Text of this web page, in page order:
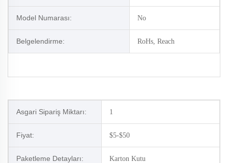
Model Numarası: No
Belgelendirme: RoHs, Reach
Asgari Sipariş Miktarı: 1
Fiyat: $5-$50
Paketleme Detayları: Karton Kutu